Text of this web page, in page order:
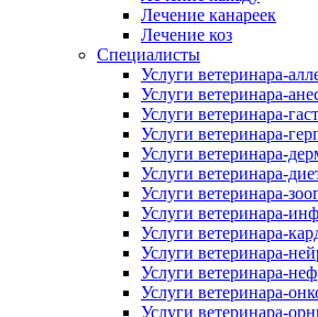
Лечение канареек
Лечение коз
Специалисты
Услуги ветеринара-
Услуги ветеринара-
Услуги ветеринара-
Услуги ветеринара-
Услуги ветеринара-
Услуги ветеринара-
Услуги ветеринара-
Услуги ветеринара-
Услуги ветеринара-
Услуги ветеринара-
Услуги ветеринара-
Услуги ветеринара-
Услуги ветеринара-